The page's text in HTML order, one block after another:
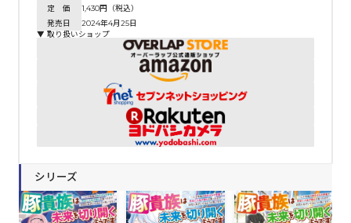
定 価
1,430円（税込）
発売日
2024年4月25日
▼ 取り扱いショップ
シリーズ